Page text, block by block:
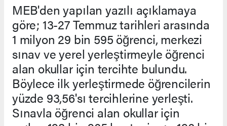
MEB'den yapılan yazılı açıklamaya
göre; 13-27 Temmuz tarihleri arasında
1 milyon 29 bin 595 öğrenci, merkezi
sınav ve yerel yerleştirmeyle öğrenci
alan okullar için tercihte bulundu.
Böylece ilk yerleştirmede öğrencilerin
yüzde 93,56'sı tercihlerine yerleşti.
Sınavla öğrenci alan okullar için